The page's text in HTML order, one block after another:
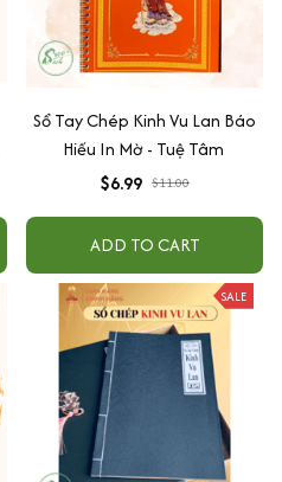
Sổ Tay Chép Kinh Vu Lan Báo
Hiếu In Mờ - Tuệ Tâm
$6.99 $11.00
ADD TO CART
SALE